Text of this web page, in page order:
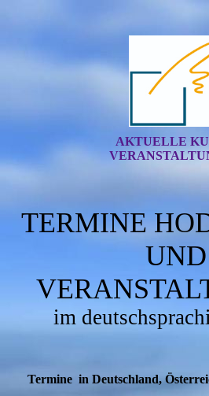
AKTUELLE
TERMINE
UND
im
Termine in Deutschland,